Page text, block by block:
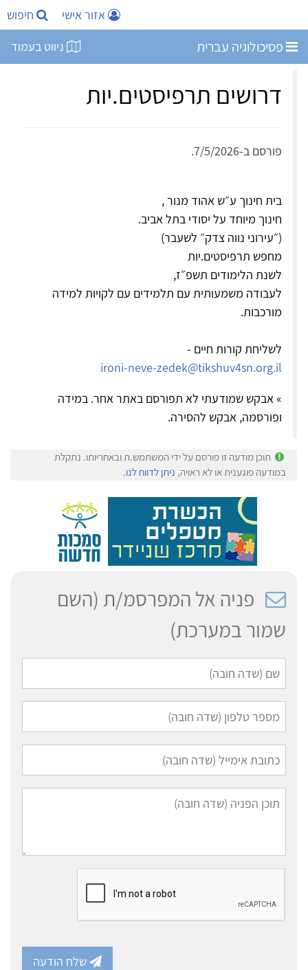
אזור אישי חיפוש
פסיכולוגיה עברית ניווט בעמוד
דרושים תרפיסטים.יות
פורסם ב-7/5/2026.
בית חינוך ע״ש אהוד מנור ,
חינוך מיוחד על יסודי בתל אביב.
(״עירוני נווה צדק״ לשעבר)
מחפש תרפיסטים.יות
לשנת הלימודים תשפ״ז,
לעבודה משמעותית עם תלמידים עם לקויות למידה
מורכבות.
לשליחת קורות חיים -
ironi-neve-zedek@tikshuv4sn.org.il
» אבקש שמודעתי לא תפורסם באתר אחר. במידה
ופורסמה, אבקש להסירה.
תוכן מודעה זו פורסם על ידי המשתמש.ת ובאחריותו. נתקלת
במודעה פוגענית או לא ראויה, ניתן לדווח לנו.
פניה אל המפרסמ/ת (השם
שמור במערכת)
שלח הודעה